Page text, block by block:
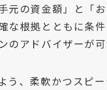
元の資金額」と「
な根拠とともに条
アドバイザーが
う、柔軟かつスピ